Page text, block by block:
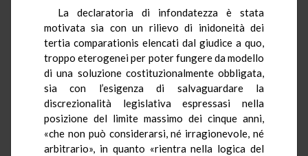
La declaratoria di infondatezza è stata
motivata sia con un rilievo di inidoneità dei
tertia comparationis elencati dal giudice a quo,
troppo eterogenei per poter fungere da modello
di una soluzione costituzionalmente obbligata,
sia con l’esigenza di salvaguardare la
discrezionalità legislativa espressasi nella
posizione del limite massimo dei cinque anni,
«che non può considerarsi, né irragionevole, né
arbitrario», in quanto «rientra nella logica del